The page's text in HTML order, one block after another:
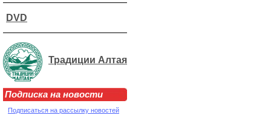
DVD
Традиции Алтая
Подписка на новости
Подписаться на рассылку новостей